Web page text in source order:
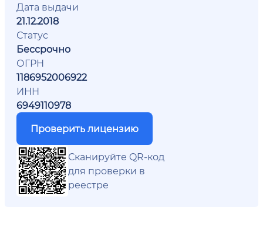
Дата выдачи
21.12.2018
Статус
Бессрочно
ОГРН
1186952006922
ИНН
6949110978
Проверить лицензию
Сканируйте QR-код
для проверки в
реестре